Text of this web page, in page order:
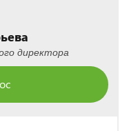
директора